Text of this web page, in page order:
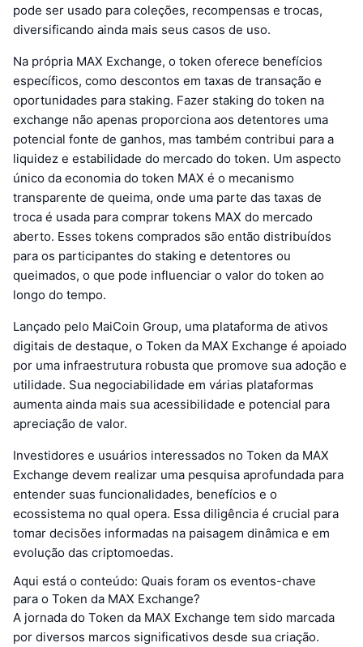
pode ser usado para coleções, recompensas e trocas,
diversificando ainda mais seus casos de uso.
Na própria MAX Exchange, o token oferece benefícios
específicos, como descontos em taxas de transação e
oportunidades para staking. Fazer staking do token na
exchange não apenas proporciona aos detentores uma
potencial fonte de ganhos, mas também contribui para a
liquidez e estabilidade do mercado do token. Um aspecto
único da economia do token MAX é o mecanismo
transparente de queima, onde uma parte das taxas de
troca é usada para comprar tokens MAX do mercado
aberto. Esses tokens comprados são então distribuídos
para os participantes do staking e detentores ou
queimados, o que pode influenciar o valor do token ao
longo do tempo.
Lançado pelo MaiCoin Group, uma plataforma de ativos
digitais de destaque, o Token da MAX Exchange é apoiado
por uma infraestrutura robusta que promove sua adoção e
utilidade. Sua negociabilidade em várias plataformas
aumenta ainda mais sua acessibilidade e potencial para
apreciação de valor.
Investidores e usuários interessados no Token da MAX
Exchange devem realizar uma pesquisa aprofundada para
entender suas funcionalidades, benefícios e o
ecossistema no qual opera. Essa diligência é crucial para
tomar decisões informadas na paisagem dinâmica e em
evolução das criptomoedas.
Aqui está o conteúdo: Quais foram os eventos-chave
para o Token da MAX Exchange?
A jornada do Token da MAX Exchange tem sido marcada
por diversos marcos significativos desde sua criação.